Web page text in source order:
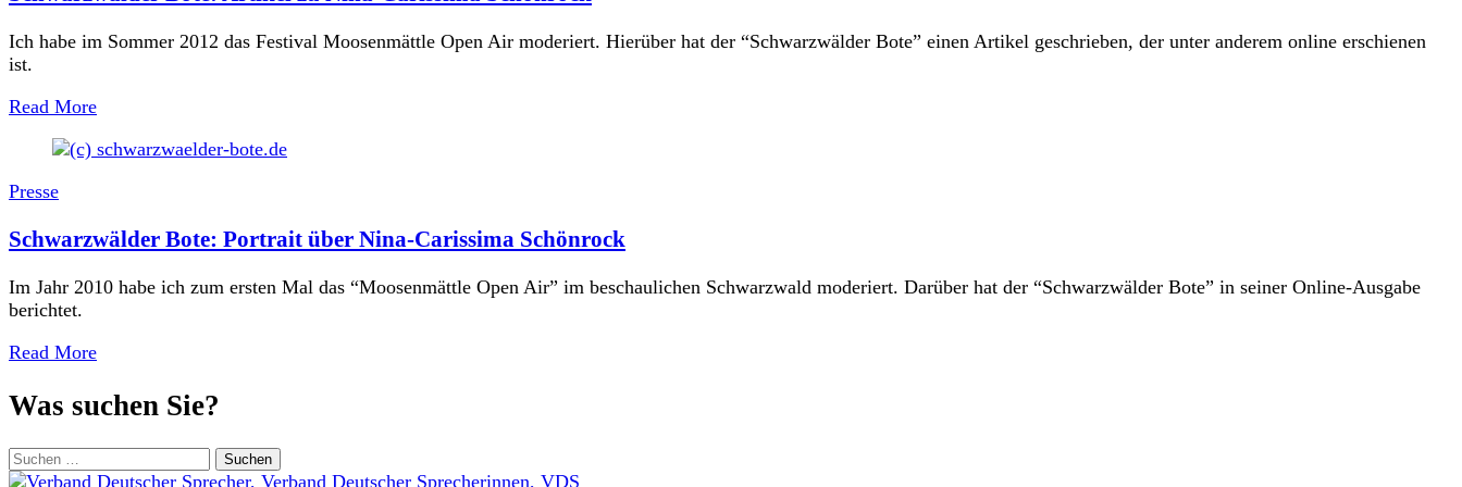
Ich habe im Sommer 2012 das Festival Moosenmättle Open Air moderiert. Hierüber hat der “Schwarzwälder Bote” einen Artikel geschrieben, der unter anderem online erschienen
ist.
Read More
Presse
Schwarzwälder Bote: Portrait über Nina-Carissima Schönrock
Im Jahr 2010 habe ich zum ersten Mal das “Moosenmättle Open Air” im beschaulichen Schwarzwald moderiert. Darüber hat der “Schwarzwälder Bote” in seiner Online-Ausgabe
berichtet.
Read More
Was suchen Sie?
Suchen
nach: